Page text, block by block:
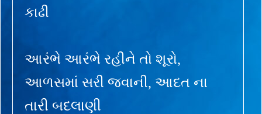
કાઢી
આરંભે આરંભે રહીને તો શૂરો,
આળસમાં સરી જવાની, આદત ના
તારી બદલાણી